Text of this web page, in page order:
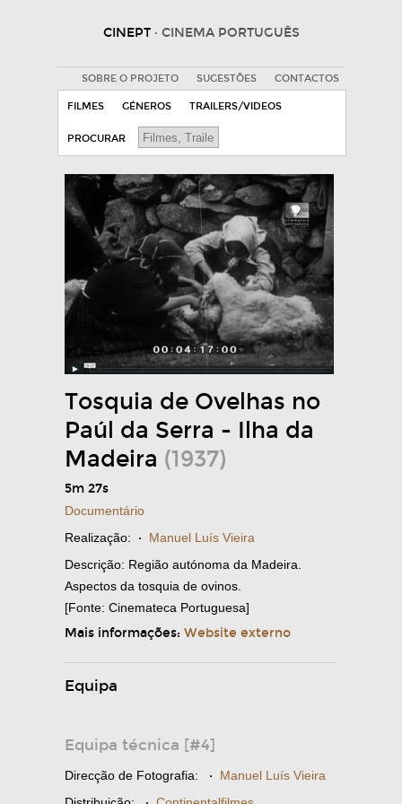
CINEPT · CINEMA PORTUGUÊS
SOBRE O PROJETO SUGESTÕES CONTACTOS
FILMES GÉNEROS TRAILERS/VIDEOS
PROCURAR
Tosquia de Ovelhas no
Paúl da Serra - Ilha da
Madeira (1937)
5m 27s
Documentário
Realização: · Manuel Luís Vieira
Descrição: Região autónoma da Madeira.
Aspectos da tosquia de ovinos.
[Fonte: Cinemateca Portuguesa]
Mais informações: Website externo
Equipa
Equipa técnica [#4]
Direcção de Fotografia: · Manuel Luís Vieira